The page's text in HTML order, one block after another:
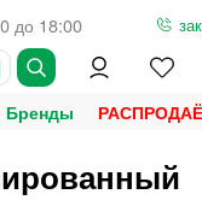
до 18:00
Уличное
Бренды